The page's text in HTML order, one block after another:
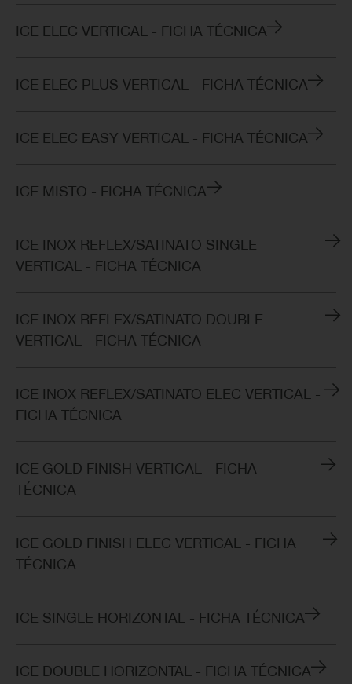
ICE ELEC VERTICAL - FICHA TÉCNICA
ICE ELEC PLUS VERTICAL - FICHA TÉCNICA
ICE ELEC EASY VERTICAL - FICHA TÉCNICA
ICE MISTO - FICHA TÉCNICA
ICE INOX REFLEX/SATINATO SINGLE
VERTICAL - FICHA TÉCNICA
ICE INOX REFLEX/SATINATO DOUBLE
VERTICAL - FICHA TÉCNICA
ICE INOX REFLEX/SATINATO ELEC VERTICAL -
FICHA TÉCNICA
ICE GOLD FINISH VERTICAL - FICHA
TÉCNICA
ICE GOLD FINISH ELEC VERTICAL - FICHA
TÉCNICA
ICE SINGLE HORIZONTAL - FICHA TÉCNICA
ICE DOUBLE HORIZONTAL - FICHA TÉCNICA